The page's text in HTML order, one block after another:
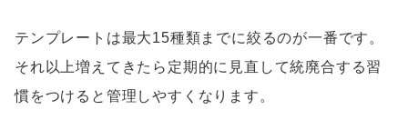
テンプレートは最大15種類までに絞るのが一番です。
それ以上増えてきたら定期的に見直して統廃合する習
慣をつけると管理しやすくなります。